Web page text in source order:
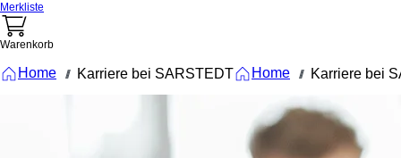
Merkliste
Warenkorb
Home /// Karriere bei SARSTEDT Home /// Karriere bei